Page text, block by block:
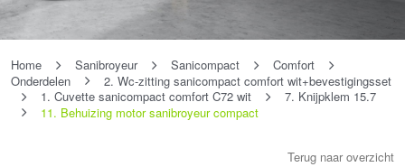
Home Sanibroyeur Sanicompact
Comfort
Onderdelen
2. Wc-zitting sanicompact comfort wit+bevestigingsset
1. Cuvette sanicompact comfort C72 wit
7. Knijpklem 15.7
11. Behuizing motor sanibroyeur compact
Terug naar overzicht